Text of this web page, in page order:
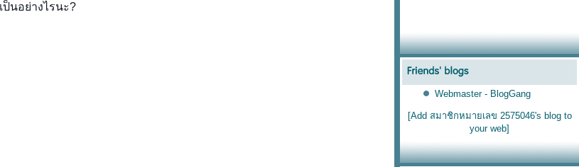
นอย่างไรนะ?
Webmaster - BlogGang
[Add สมาชิกหมายเลข 2575046's blog to
your web]